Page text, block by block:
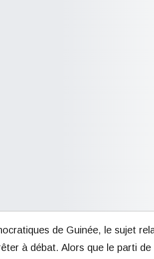
de Guinée, le sujet
à débat. Alors que le parti